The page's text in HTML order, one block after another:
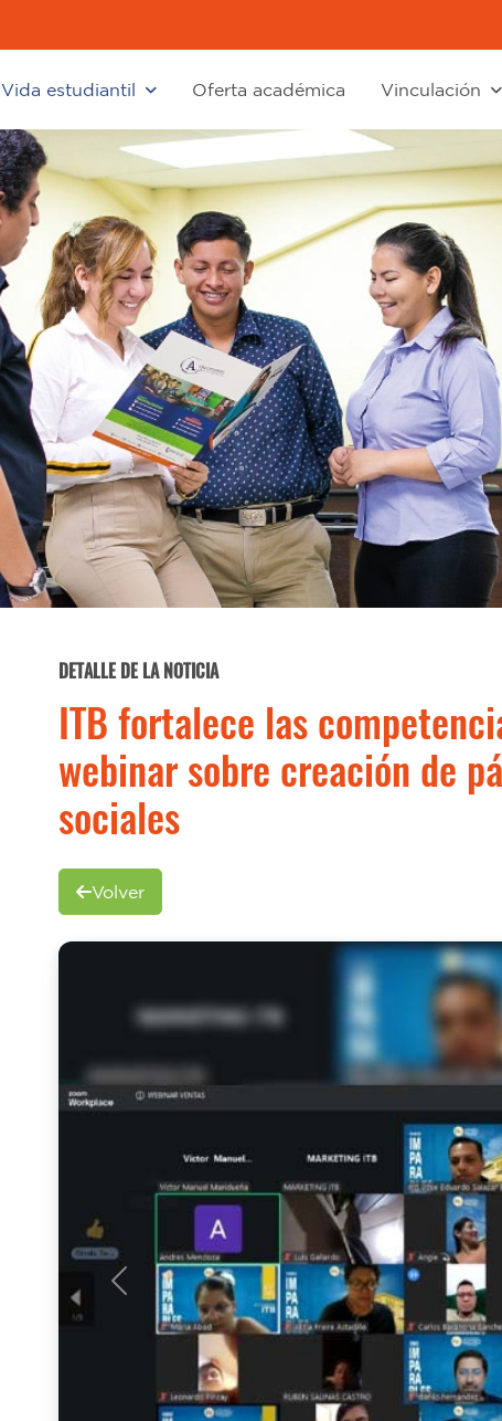
Vida estudiantil Oferta académica Vinculación
DETALLE DE LA NOTICIA
ITB fortalece las
webinar sobre creación de
sociales
Volver
Previous